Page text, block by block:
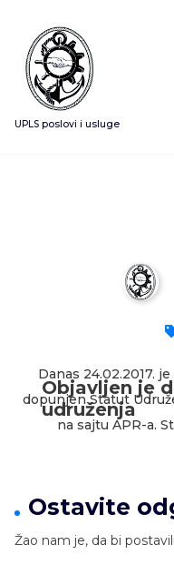
sadržaj
UPLS poslovi i usluge
Objavljen je
udruženja
Danas 24.02.2017.
dopunjen Statut
na sajtu APR-a.
Ostavite
Žao nam je, da bi